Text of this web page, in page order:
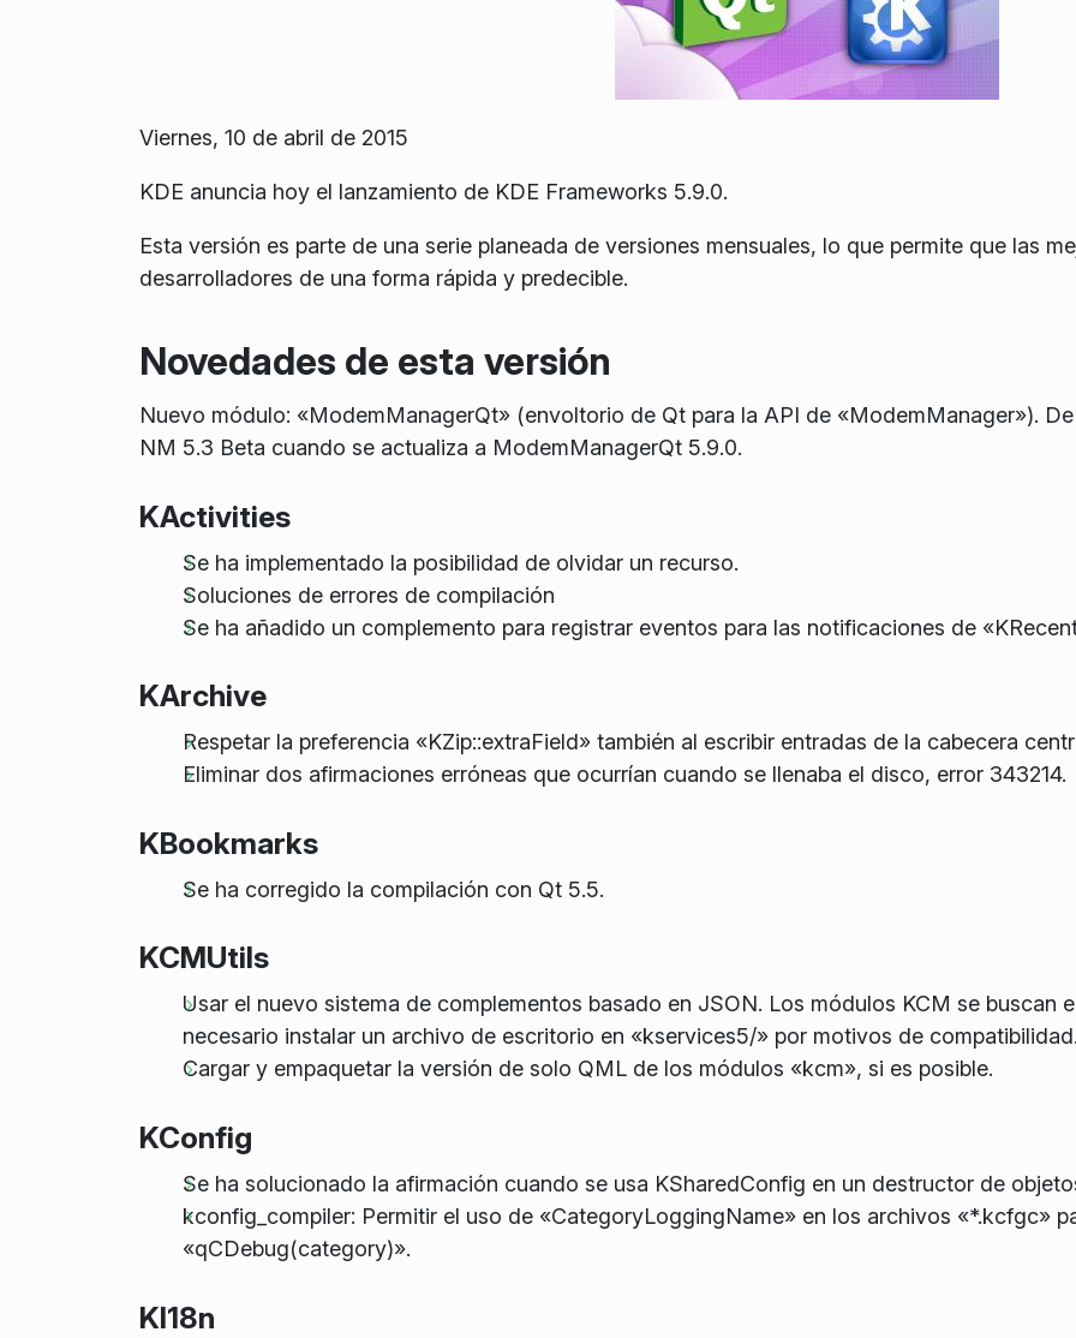
Viernes, 10 de abril de 2015
KDE anuncia hoy el lanzamiento de KDE Frameworks 5.9.0.
Esta versión es parte de una serie planeada de versiones mensuales, lo que permite que las
desarrolladores de una forma rápida y predecible.
Novedades de esta versión
Nuevo módulo: «ModemManagerQt» (envoltorio de Qt para la API de «ModemManager»).
NM 5.3 Beta cuando se actualiza a ModemManagerQt 5.9.0.
KActivities
Se ha implementado la posibilidad de olvidar un recurso.
Soluciones de errores de compilación
Se ha añadido un complemento para registrar eventos para las notificaciones de
KArchive
Respetar la preferencia «KZip::extraField» también al escribir entradas de la cabecera
Eliminar dos afirmaciones erróneas que ocurrían cuando se llenaba el disco, error 343214.
KBookmarks
Se ha corregido la compilación con Qt 5.5.
KCMUtils
Usar el nuevo sistema de complementos basado en JSON. Los módulos KCM se buscan
necesario instalar un archivo de escritorio en «kservices5/» por motivos de compatibilidad.
Cargar y empaquetar la versión de solo QML de los módulos «kcm», si es posible.
KConfig
Se ha solucionado la afirmación cuando se usa KSharedConfig en un destructor de
kconfig_compiler: Permitir el uso de «CategoryLoggingName» en los archivos «*.kcfgc»
«qCDebug(category)».
KI18n